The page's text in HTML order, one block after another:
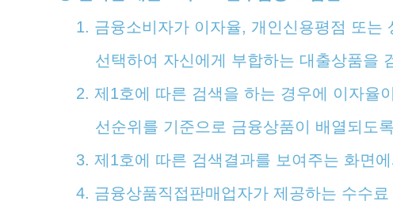
1. 금융소비자가 이자율, 개인신용평점 또
선택하여 자신에게 부합하는 대출상품을
2. 제1호에 따른 검색을 하는 경우에 이자율
선순위를 기준으로 금융상품이 배열되도
3. 제1호에 따른 검색결과를 보여주는 화면
4. 금융상품직접판매업자가 제공하는 수수